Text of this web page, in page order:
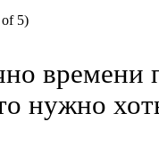
of 5)
времени
нужно